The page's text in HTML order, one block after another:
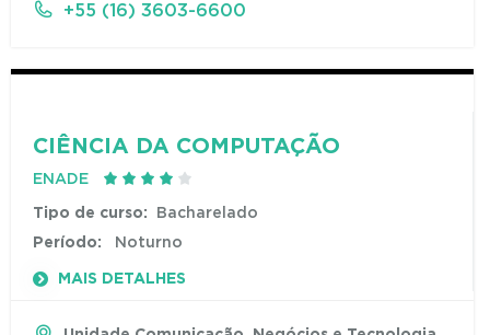
+55 (16) 3603-6600
CIÊNCIA DA COMPUTAÇÃO
ENADE
Tipo de curso: Bacharelado
Período: Noturno
MAIS DETALHES